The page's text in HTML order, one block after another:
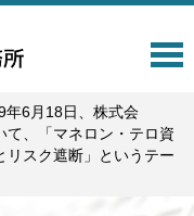
T
l
e
年6月18日、株式会
て、「マネロン・テロ資
リスク遮断」というテー